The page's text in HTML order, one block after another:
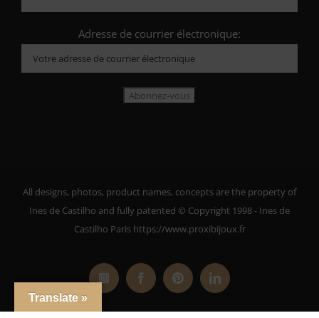
Adresse de courrier électronique:
All designs, photos, product names, concepts are the property of
Ines de Castilho and fully patented © Copyright 1998 - Ines de
Castilho Paris https://www.proxibijoux.fr
InstagramFacebookPinterestLinkedIn
Translate »